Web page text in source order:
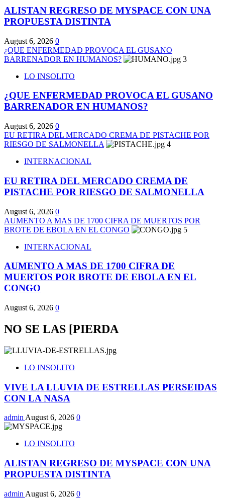
ALISTAN REGRESO DE MYSPACE CON UNA
PROPUESTA DISTINTA
August 6, 2026 0
¿QUE ENFERMEDAD PROVOCA EL GUSANO
BARRENADOR EN HUMANOS?
3
LO INSOLITO
¿QUE ENFERMEDAD PROVOCA EL GUSANO
BARRENADOR EN HUMANOS?
August 6, 2026 0
EU RETIRA DEL MERCADO CREMA DE PISTACHE POR
RIESGO DE SALMONELLA
4
INTERNACIONAL
EU RETIRA DEL MERCADO CREMA DE
PISTACHE POR RIESGO DE SALMONELLA
August 6, 2026 0
AUMENTO A MAS DE 1700 CIFRA DE MUERTOS POR
BROTE DE EBOLA EN EL CONGO
5
INTERNACIONAL
AUMENTO A MAS DE 1700 CIFRA DE
MUERTOS POR BROTE DE EBOLA EN EL
CONGO
August 6, 2026 0
NO SE LAS [PIERDA
LO INSOLITO
VIVE LA LLUVIA DE ESTRELLAS PERSEIDAS
CON LA NASA
admin August 6, 2026 0
LO INSOLITO
ALISTAN REGRESO DE MYSPACE CON UNA
PROPUESTA DISTINTA
admin August 6, 2026 0